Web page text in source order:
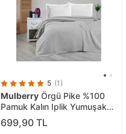
5 (1)
Mulberry Örgü Pike %100
Pamuk Kalın Iplik Yumuşak
Battal Boy 240*260 Gri
699,90 TL